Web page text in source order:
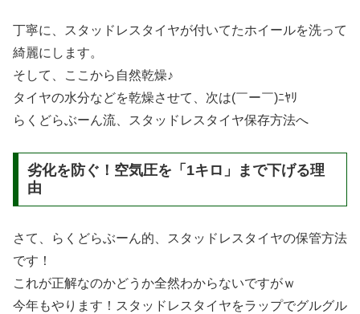
丁寧に、スタッドレスタイヤが付いてたホイールを洗って
綺麗にします。
そして、ここから自然乾燥♪
タイヤの水分などを乾燥させて、次は(￣ー￣)ﾆﾔﾘ
らくどらぶーん流、スタッドレスタイヤ保存方法へ
劣化を防ぐ！空気圧を「1キロ」まで下げる理
由
さて、らくどらぶーん的、スタッドレスタイヤの保管方法
です！
これが正解なのかどうか全然わからないですがｗ
今年もやります！スタッドレスタイヤをラップでグルグル